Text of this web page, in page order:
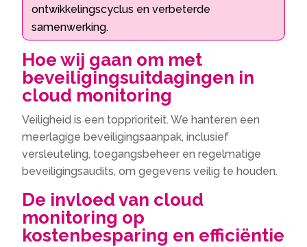
ontwikkelingscyclus en verbeterde
samenwerking.
Hoe wij gaan om met
beveiligingsuitdagingen in
cloud monitoring
Veiligheid is een topprioriteit. We hanteren een
meerlagige beveiligingsaanpak, inclusief
versleuteling, toegangsbeheer en regelmatige
beveiligingsaudits, om gegevens veilig te houden.
De invloed van cloud
monitoring op
kostenbesparing en efficiëntie